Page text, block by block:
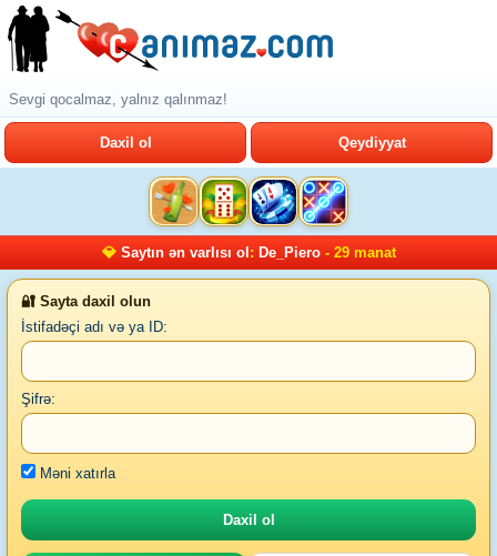
Sevgi qocalmaz, yalnız qalınmaz!
Daxil ol Qeydiyyat
💎 Saytın ən varlısı ol : De_Piero- 29 manat
🔐 Sayta daxil olun
İstifadəçi adı və ya ID:
Şifrə:
Məni xatırla